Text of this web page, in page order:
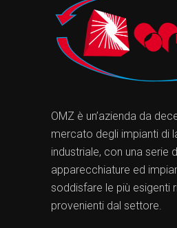
OMZ è un’azienda da
mercato degli impianti di
industriale, con una serie
apparecchiature ed
soddisfare le più esigenti
provenienti dal settore.